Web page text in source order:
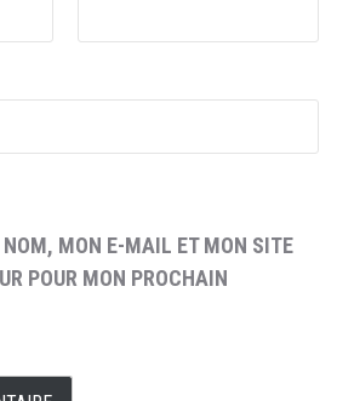
NOM, MON E-MAIL ET MON SITE
POUR MON PROCHAIN